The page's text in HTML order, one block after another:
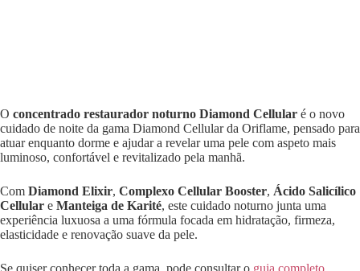
O concentrado restaurador noturno Diamond Cellular é o novo
cuidado de noite da gama Diamond Cellular da Oriflame, pensado para
atuar enquanto dorme e ajudar a revelar uma pele com aspeto mais
luminoso, confortável e revitalizado pela manhã.
Com Diamond Elixir, Complexo Cellular Booster, Ácido Salicílico
Cellular e Manteiga de Karité, este cuidado noturno junta uma
experiência luxuosa a uma fórmula focada em hidratação, firmeza,
elasticidade e renovação suave da pele.
Se quiser conhecer toda a gama, pode consultar o guia completo